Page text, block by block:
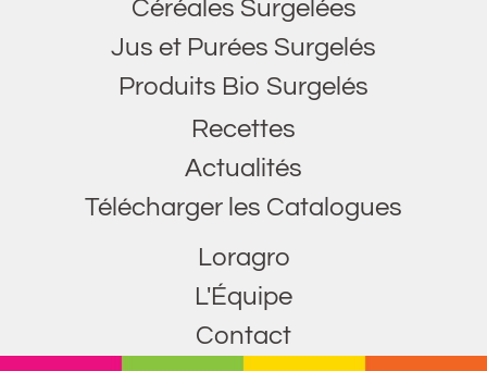
Céréales Surgelées
Jus et Purées Surgelés
Produits Bio Surgelés
Recettes
Actualités
Télécharger les Catalogues
Loragro
L'Équipe
Contact